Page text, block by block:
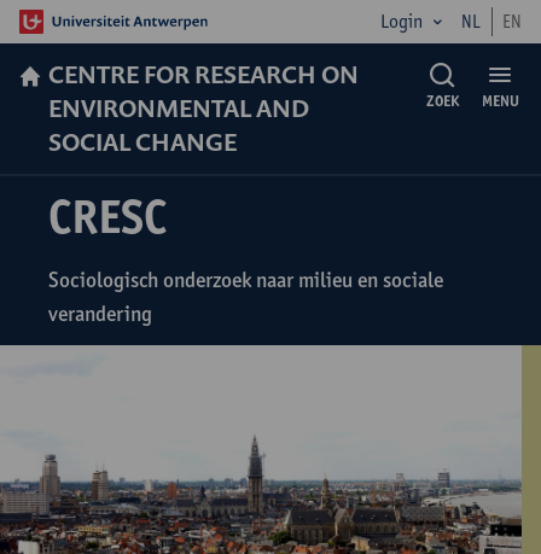
Login NL EN
CENTRE FOR RESEARCH ON
ENVIRONMENTAL AND
SOCIAL CHANGE
MENU
ZOEK
CRESC
Sociologisch onderzoek naar milieu en sociale
verandering